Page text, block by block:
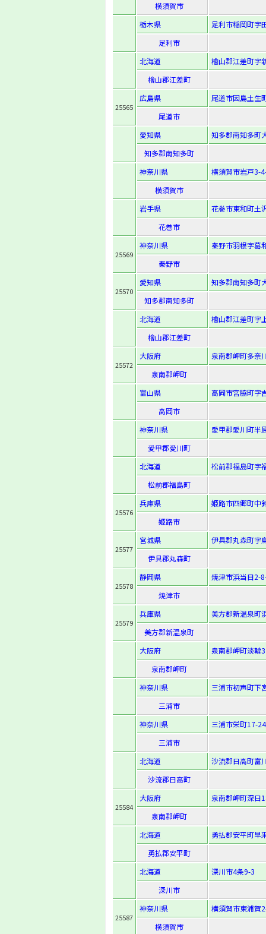
横須賀市
栃木県
足利市稲岡町字
足利市
北海道
檜山郡江差町字
檜山郡江差町
25565
広島県
尾道市因島土生
尾道市
愛知県
知多郡南知多町
知多郡南知多町
神奈川県
横須賀市岩戸3-
横須賀市
岩手県
花巻市東和町土
花巻市
25569
神奈川県
秦野市羽根字葛
秦野市
25570
愛知県
知多郡南知多町
知多郡南知多町
北海道
檜山郡江差町字
檜山郡江差町
25572
大阪府
泉南郡岬町多奈
泉南郡岬町
富山県
高岡市宮脇町字
高岡市
神奈川県
愛甲郡愛川町半
愛甲郡愛川町
北海道
松前郡福島町字
松前郡福島町
25576
兵庫県
姫路市四郷町中
姫路市
25577
宮城県
伊具郡丸森町字
伊具郡丸森町
25578
静岡県
焼津市浜当目2-
焼津市
25579
兵庫県
美方郡新温泉町
美方郡新温泉町
大阪府
泉南郡岬町淡輪
泉南郡岬町
神奈川県
三浦市初声町下
三浦市
神奈川県
三浦市栄町17-24
三浦市
北海道
沙流郡日高町富
沙流郡日高町
25584
大阪府
泉南郡岬町深日
泉南郡岬町
北海道
勇払郡安平町早
勇払郡安平町
北海道
深川市4条9-3
深川市
25587
神奈川県
横須賀市東浦賀
横須賀市